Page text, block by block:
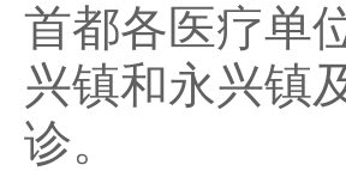
首都各医疗单
兴镇和永兴镇
诊。